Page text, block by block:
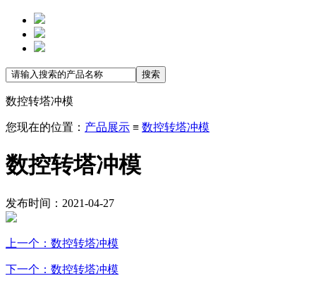
数控转塔冲模
您现在的位置： 产品展示 ≡ 数控转塔冲模
数控转塔冲模
发布时间：2021-04-27
上一个：数控转塔冲模
下一个：数控转塔冲模